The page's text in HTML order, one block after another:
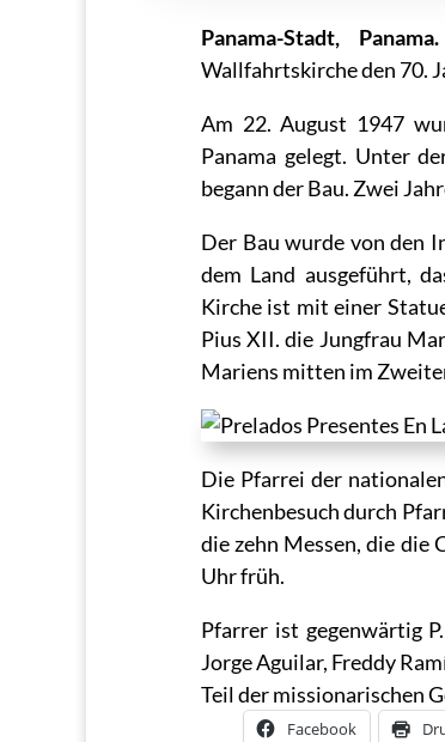
Panama-Stadt, Panama.
Wallfahrtskirche den 70.
Am 22. August 1947
Panama gelegt. Unter
begann der Bau. Zwei
Der Bau wurde von den
dem Land ausgeführt,
Kirche ist mit einer
Pius XII. die Jungfrau
Mariens mitten im
Die Pfarrei der
Kirchenbesuch durch
die zehn Messen, die die
Uhr früh.
Pfarrer ist gegenwärtig
Jorge Aguilar, Freddy
Teil der missionarischen
Facebook